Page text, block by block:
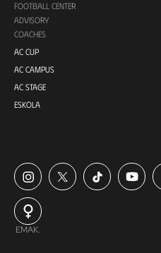
FOOTBALL CENTER
ADVISORY
COACHES
AC CUP
AC CAMPUS
AC STAGE
ESKOLA
EMAK.